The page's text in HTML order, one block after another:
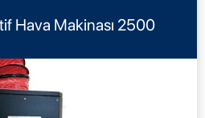
Hava Makinası 2500